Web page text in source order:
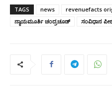
TAGS news revenuefacts
ನ್ಯಾಯಮೂರ್ತಿ ಚಂದ್ರಚೂಡ್
ಸಂವಿಧಾನ